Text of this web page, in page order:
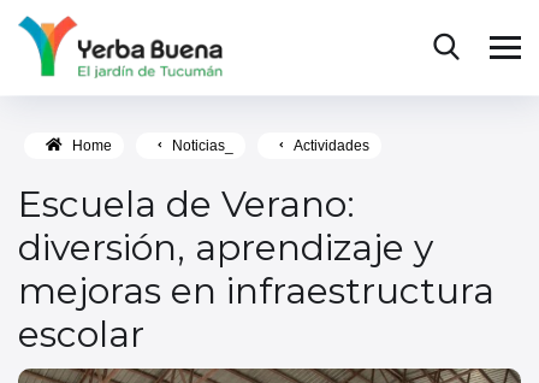
Home Noticias_ Actividades
Escuela de Verano:
diversión, aprendizaje y
mejoras en infraestructura
escolar